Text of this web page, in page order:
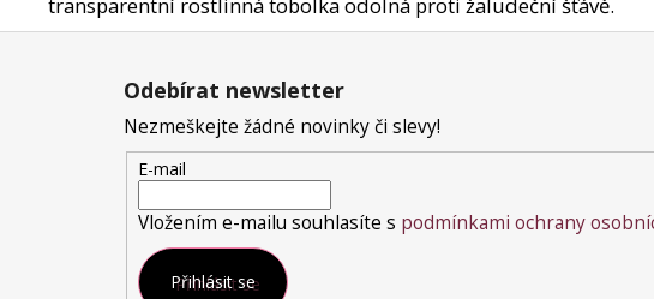
Z
Odebírat newsletter
Nezmeškejte žádné novinky či slevy!
E-mail
Vložením e-mailu souhlasíte s podmínkami ochrany
Přihlásit se